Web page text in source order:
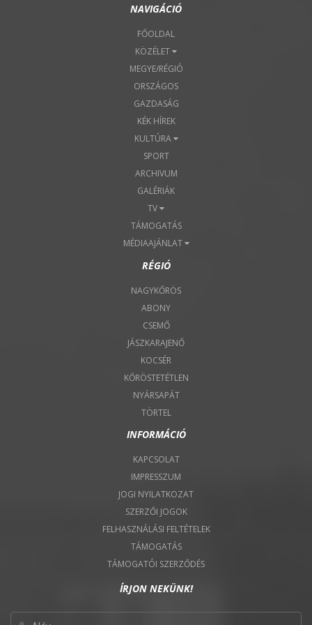
NAVIGÁCIÓ
FŐOLDAL
KÖZÉLET
MEGYE/RÉGIÓ
ORSZÁGOS
GAZDASÁG
KÉK HÍREK
KULTÚRA
SPORT
ARCHIVUM
GALÉRIÁK
TV
TÁMOGATÁS
MÉDIAAJÁNLAT
RÉGIÓ
NAGYKŐRÖS
ABONY
CSEMŐ
JÁSZKARAJENŐ
KOCSÉR
KŐRÖSTETÉTLEN
NYÁRSAPÁT
TÖRTEL
INFORMÁCIÓ
KAPCSOLAT
IMPRESSZUM
JOGI NYILATKOZAT
SZERZŐI JOGOK
FELHASZNÁLÁSI FELTÉTELEK
TÁMOGATÁS
TÁMOGATÓI SZERZŐDÉS
ÍRJON NEKÜNK!